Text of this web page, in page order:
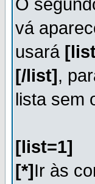
O
vá
usará
[/list],
lista sem
[list=1]
[*]Ir às